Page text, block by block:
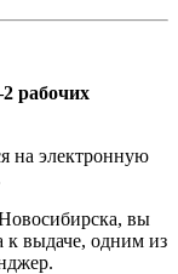
рабочих
на электронную
вы
к выдаче, одним из